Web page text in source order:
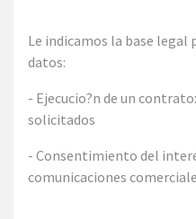
Le indicamos la base
datos:
- Ejecucio?n de un
solicitados
- Consentimiento del
comunicaciones